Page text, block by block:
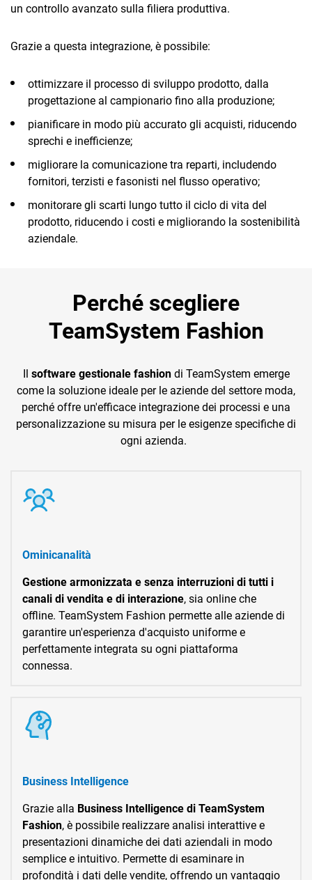
un controllo avanzato sulla filiera produttiva.
Grazie a questa integrazione, è possibile:
ottimizzare il processo di sviluppo prodotto, dalla
progettazione al campionario fino alla produzione;
pianificare in modo più accurato gli acquisti, riducendo
sprechi e inefficienze;
migliorare la comunicazione tra reparti, includendo
fornitori, terzisti e fasonisti nel flusso operativo;
monitorare gli scarti lungo tutto il ciclo di vita del
prodotto, riducendo i costi e migliorando la sostenibilità
aziendale.
Perché scegliere
TeamSystem Fashion
software gestionale fashiondi TeamSystem emerge
come la soluzione ideale per le aziende del settore moda,
perché offre un'efficace integrazione dei processi e una
personalizzazione su misura per le esigenze specifiche di
ogni azienda.
Ominicanalità
Gestione armonizzata e senza interruzioni di tutti i
canali di vendita e di interazione, sia online che
offline. TeamSystem Fashion permette alle aziende di
garantire un'esperienza d'acquisto uniforme e
perfettamente integrata su ogni piattaforma
connessa.
Business Intelligence
Grazie alla Business Intelligence di TeamSystem
Fashion, è possibile realizzare analisi interattive e
presentazioni dinamiche dei dati aziendali in modo
semplice e intuitivo. Permette di esaminare in
profondità i dati delle vendite, offrendo un vantaggio